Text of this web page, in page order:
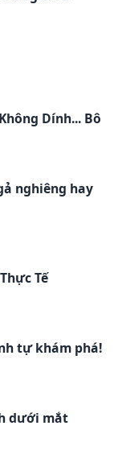
Dính... Bô
nghiêng hay
Tế
tự khám phá!
dưới mắt